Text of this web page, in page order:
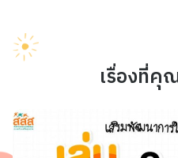
เรื่องที่คุ